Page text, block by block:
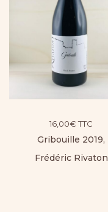
16,00€ TTC
Gribouille 2019,
Frédéric Rivaton